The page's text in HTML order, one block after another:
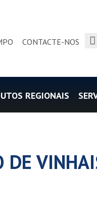
CONTACTE-NOS
REGIONAIS
DE